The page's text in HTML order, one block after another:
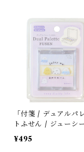
「付箋 / デュアルパ
トふせん / ジューシ
コトリ」セキセイ・シ
ナガ・オカメ / 4柄90
¥495